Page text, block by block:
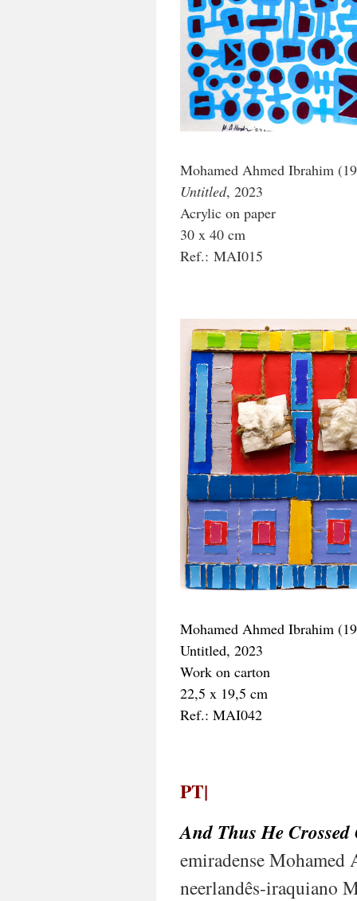
Mohamed Ahmed Ibrahim
Untitled, 2023
Acrylic on paper
30 x 40 cm
Ref.: MAI015
Mohamed Ahmed Ibrahim
Untitled, 2023
Work on carton
22,5 x 19,5 cm
Ref.: MAI042
PT|
And Thus He Crossed
emiradense
neerlandês-iraquiano